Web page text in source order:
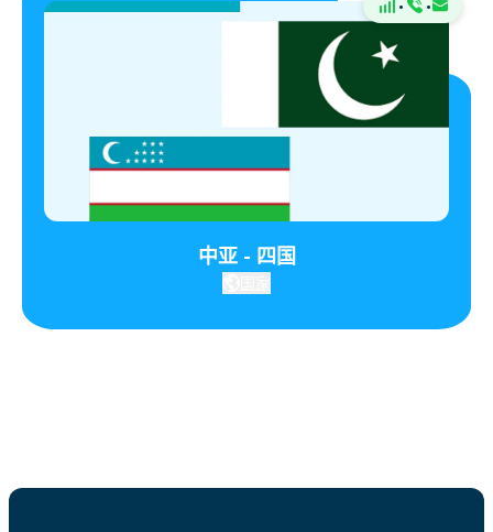
· ·
中亚 - 四国